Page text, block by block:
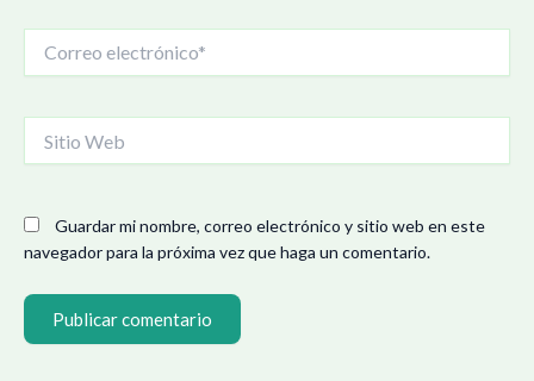
electrónico*
Web
Guardar mi nombre, correo electrónico y sitio web en este
navegador para la próxima vez que haga un comentario.